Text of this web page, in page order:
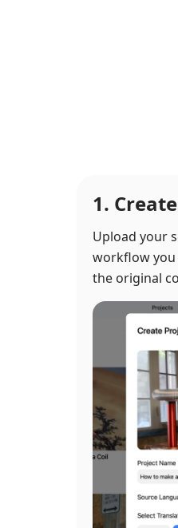
1.
Upload your
workflow you
the original